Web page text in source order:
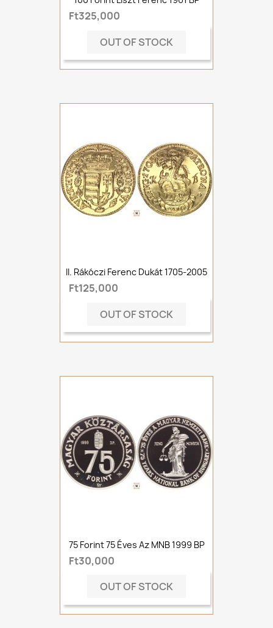
Ft325,000
OUT OF STOCK
II. Rákóczi Ferenc Dukát 1705-2005
Ft125,000
OUT OF STOCK
75 Forint 75 Éves Az MNB 1999 BP
Ft30,000
OUT OF STOCK